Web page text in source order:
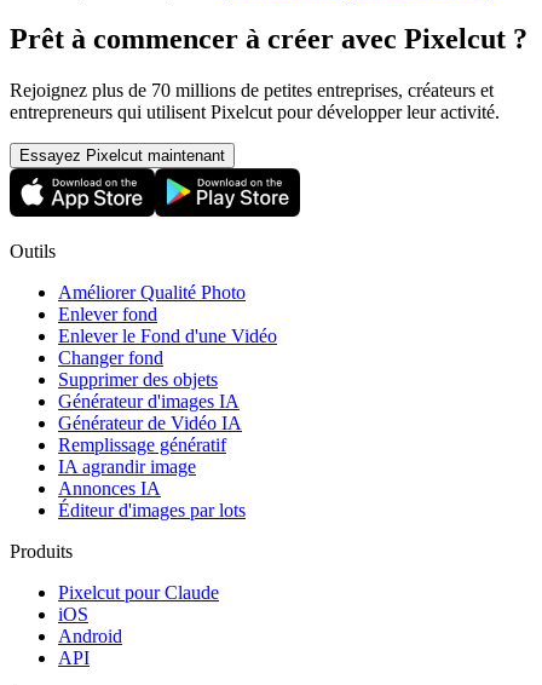
Prêt à commencer à créer avec Pixelcut ?
Rejoignez plus de 70 millions de petites entreprises, créateurs et
entrepreneurs qui utilisent Pixelcut pour développer leur activité.
Essayez Pixelcut maintenant
Outils
Améliorer Qualité Photo
Enlever fond
Enlever le Fond d'une Vidéo
Changer fond
Supprimer des objets
Générateur d'images IA
Générateur de Vidéo IA
Remplissage génératif
IA agrandir image
Annonces IA
Éditeur d'images par lots
Produits
Pixelcut pour Claude
iOS
Android
API